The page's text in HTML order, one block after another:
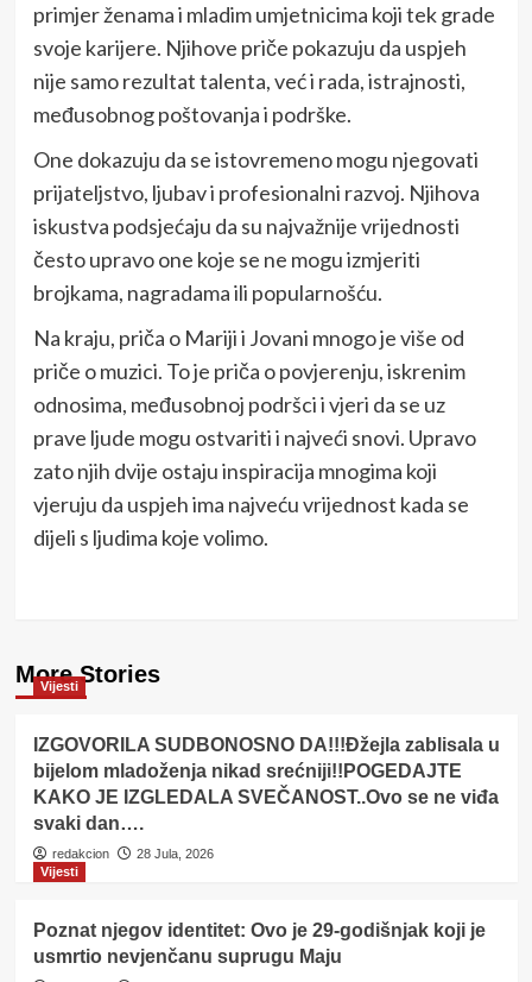
primjer ženama i mladim umjetnicima koji tek grade
svoje karijere. Njihove priče pokazuju da uspjeh
nije samo rezultat talenta, već i rada, istrajnosti,
međusobnog poštovanja i podrške.
One dokazuju da se istovremeno mogu njegovati
prijateljstvo, ljubav i profesionalni razvoj. Njihova
iskustva podsjećaju da su najvažnije vrijednosti
često upravo one koje se ne mogu izmjeriti
brojkama, nagradama ili popularnošću.
Na kraju, priča o Mariji i Jovani mnogo je više od
priče o muzici. To je priča o povjerenju, iskrenim
odnosima, međusobnoj podršci i vjeri da se uz
prave ljude mogu ostvariti i najveći snovi. Upravo
zato njih dvije ostaju inspiracija mnogima koji
vjeruju da uspjeh ima najveću vrijednost kada se
dijeli s ljudima koje volimo.
More Stories
Vijesti
IZGOVORILA SUDBONOSNO DA!!!Đžejla zablisala u
bijelom mladoženja nikad srećniji!!POGEDAJTE
KAKO JE IZGLEDALA SVEČANOST..Ovo se ne viđa
svaki dan….
redakcion
28 Jula, 2026
Vijesti
Poznat njegov identitet: Ovo je 29-godišnjak koji je
usmrtio nevjenčanu suprugu Maju